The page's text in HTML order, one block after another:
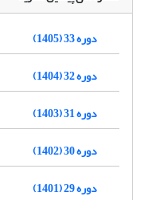
دوره 33 (1405)
دوره 32 (1404)
دوره 31 (1403)
دوره 30 (1402)
دوره 29 (1401)